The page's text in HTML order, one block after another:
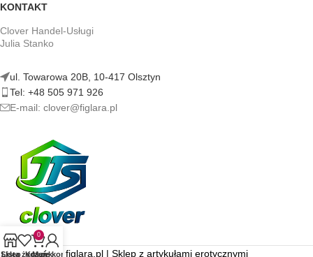
KONTAKT
Clover Handel-Usługi
Julia Stanko
ul. Towarowa 20B, 10-417 Olsztyn
Tel: +48 505 971 926
E-mail: clover@figlara.pl
figlara.pl | Sklep z artykułami erotycznymi
Sklep
Lista życzeń
0
Koszyk
Moje konto